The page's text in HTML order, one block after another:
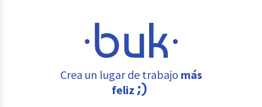
Crea un lugar de trabajo más
feliz